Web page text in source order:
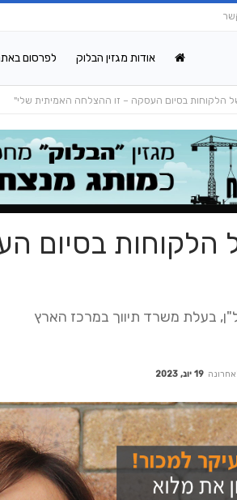
אודות מגזין הבלוק לפרסום
הלקוחות בסיום העסקה – זו ההצלחה האמיתית שלי"
הלקוחות בסיום
בעלת משרד תיווך במרכז הארץ
19 יונ, 2023